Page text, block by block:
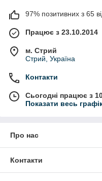
97% позитивних з 65
Працює з 23.10.2014
м. Стрий
Стрий, Україна
Контакти
Сьогодні працює з
Показати весь
Про нас
Контакти